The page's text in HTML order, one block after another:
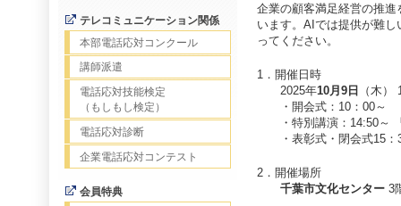
テレコミュニケーション関係
本部電話応対コンクール
講師派遣
電話応対技能検定
（もしもし検定）
電話応対診断
企業電話応対コンテスト
会員特典
企業の顧客満足経営の推
います。AIでは提供が難
ってください。
1．開催日時
2025年10月9日
（木
・開会式：10：00～
・特別講演：14:50～
・表彰式・閉会式15：
2．開催場所
千葉市文化センター 3